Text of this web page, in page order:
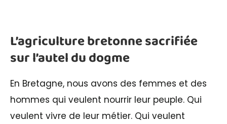
L’agriculture bretonne sacrifiée
sur l’autel du dogme
En Bretagne, nous avons des femmes et des
hommes qui veulent nourrir leur peuple. Qui
veulent vivre de leur métier. Qui veulent